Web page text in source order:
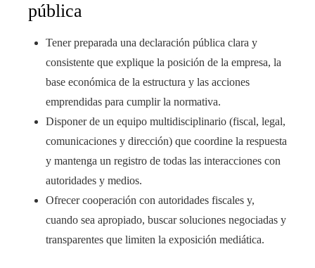
pública
Tener preparada una declaración pública clara y
consistente que explique la posición de la empresa, la
base económica de la estructura y las acciones
emprendidas para cumplir la normativa.
Disponer de un equipo multidisciplinario (fiscal, legal,
comunicaciones y dirección) que coordine la respuesta
y mantenga un registro de todas las interacciones con
autoridades y medios.
Ofrecer cooperación con autoridades fiscales y,
cuando sea apropiado, buscar soluciones negociadas y
transparentes que limiten la exposición mediática.